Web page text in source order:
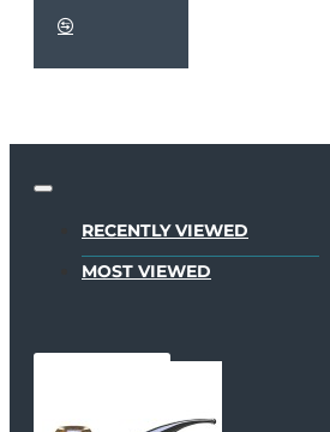
RECENTLY VIEWED
MOST VIEWED